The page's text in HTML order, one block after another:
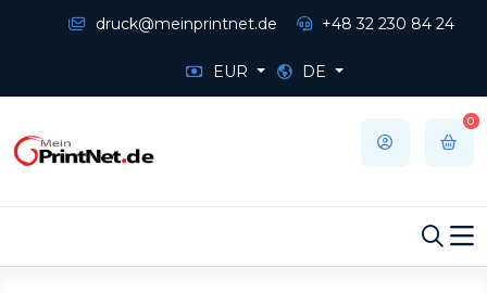
druck@meinprintnet.de +48 32 230 84 24
EUR DE
0